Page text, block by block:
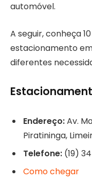
automóvel.
A seguir, conheça
estacionamento
diferentes
Endereço:Av.
Piratininga,
Telefone: (19)
Como chegar